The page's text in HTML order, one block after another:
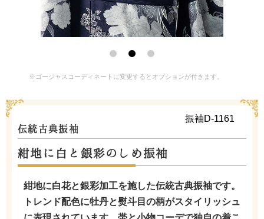
※ゴージャスコーディネートに変更するとオプションが付きます。
振袖D-1161
伝統古典振袖
紺地に白と銀彩のしめ振袖
紺地に白花と銀彩加工を施した伝統古典振袖です。
トレンド配色に牡丹と熨斗目の柄がスタイリッシュ